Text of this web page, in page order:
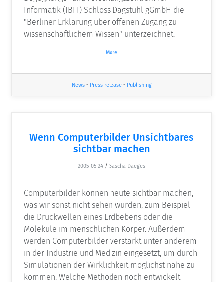
Informatik (IBFI) Schloss Dagstuhl gGmbH die
"Berliner Erklärung über offenen Zugang zu
wissenschaftlichem Wissen" unterzeichnet.
More
News• Press release• Publishing
Wenn Computerbilder Unsichtbares
sichtbar machen
2005-05-24 / Sascha Daeges
Computerbilder können heute sichtbar machen,
was wir sonst nicht sehen würden, zum Beispiel
die Druckwellen eines Erdbebens oder die
Moleküle im menschlichen Körper. Außerdem
werden Computerbilder verstärkt unter anderem
in der Industrie und Medizin eingesetzt, um durch
Simulationen der Wirklichkeit möglichst nahe zu
kommen. Welche Methoden noch entwickelt